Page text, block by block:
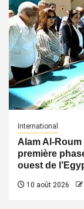
International
Alam Al-
première
ouest de
10 août 2026